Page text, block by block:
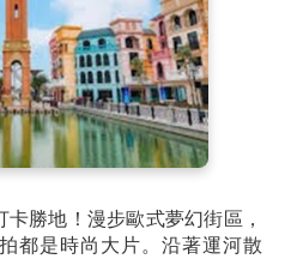
勝地！漫步歐式夢幻街區，
都是時尚大片。沿著運河散